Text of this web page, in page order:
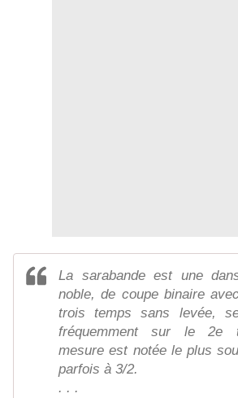
La sarabande est une
noble, de coupe binaire
trois temps sans levée,
fréquemment sur le 2e
mesure est notée le plus
parfois à 3/2.
. . .